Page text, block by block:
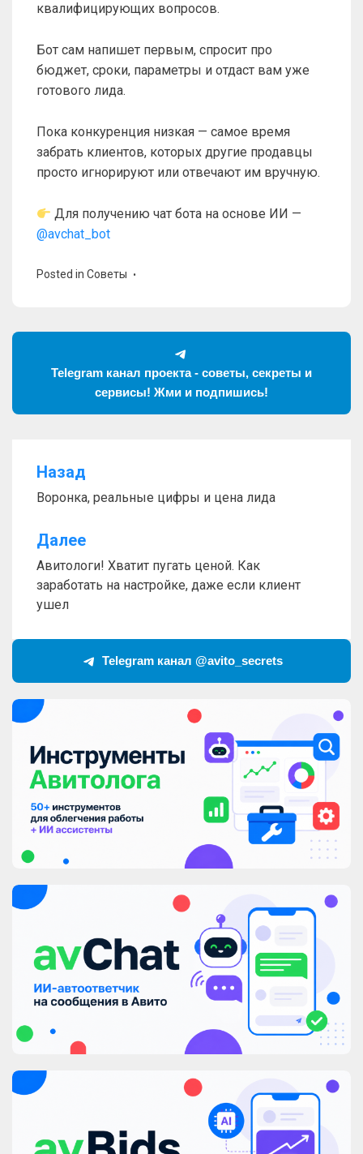
квалифицирующих вопросов.
Бот сам напишет первым, спросит про
бюджет, сроки, параметры и отдаст вам уже
готового лида.
Пока конкуренция низкая — самое время
забрать клиентов, которых другие продавцы
просто игнорируют или отвечают им вручную.
Для получению чат бота на основе ИИ —
@avchat_bot
Posted in Советы
Telegram канал проекта - советы, секреты и
сервисы! Жми и подпишись!
Навигация
по
записям
Назад
Воронка, реальные цифры и цена лида
Далее
Авитологи! Хватит пугать ценой. Как
заработать на настройке, даже если клиент
ушел
Telegram канал @avito_secrets